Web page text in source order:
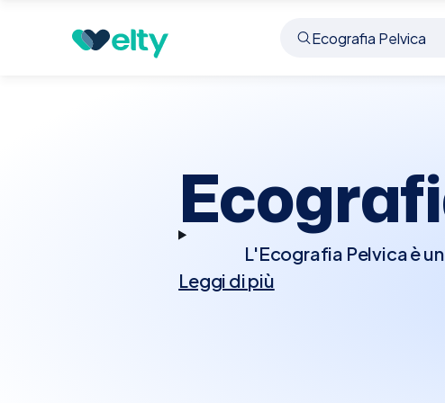
Prenota visita Ecografia Pelvica Brescia
L'Ecografia Pelvica è
esaminare gli organi
Leggi di più